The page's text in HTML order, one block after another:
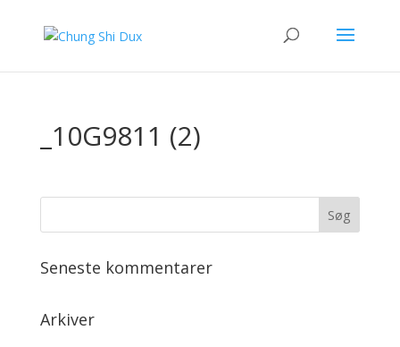
_10G9811 (2)
Seneste kommentarer
Arkiver